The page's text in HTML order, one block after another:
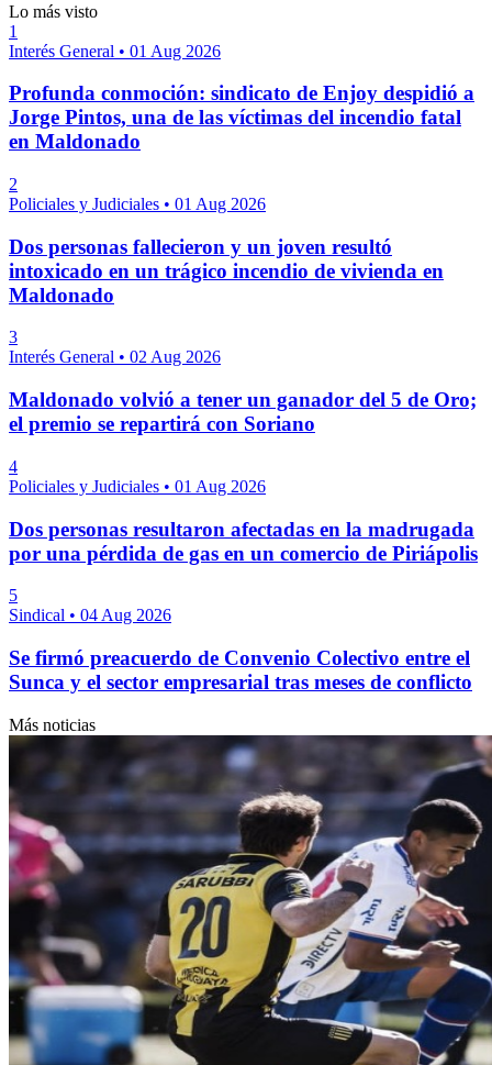
Lo más visto
1
Interés General • 01 Aug 2026
Profunda conmoción: sindicato de Enjoy despidió a
Jorge Pintos, una de las víctimas del incendio fatal
en Maldonado
2
Policiales y Judiciales • 01 Aug 2026
Dos personas fallecieron y un joven resultó
intoxicado en un trágico incendio de vivienda en
Maldonado
3
Interés General • 02 Aug 2026
Maldonado volvió a tener un ganador del 5 de Oro;
el premio se repartirá con Soriano
4
Policiales y Judiciales • 01 Aug 2026
Dos personas resultaron afectadas en la madrugada
por una pérdida de gas en un comercio de Piriápolis
5
Sindical • 04 Aug 2026
Se firmó preacuerdo de Convenio Colectivo entre el
Sunca y el sector empresarial tras meses de conflicto
Más noticias